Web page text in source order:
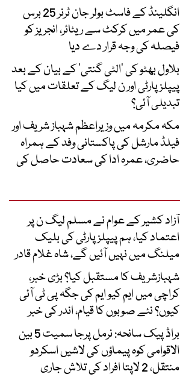
انگلینڈ کے فاسٹ بولر جان ٹرنر 25 برس
کی عمر میں کرکٹ سے ریٹائر، انجریز کو
فیصلہ کی وجہ قرار دے دیا
بلاول بھٹو کی ’الٹی گنتی‘ کے بیان کے بعد
پیپلز پارٹی اور ن لیگ کے تعلقات میں کیا
تبدیلی آئی؟
مکہ مکرمہ میں وزیراعظم شہباز شریف اور
فیلڈ مارشل کی پاکستانی وفد کے ہمراہ
حاضری، عمرہ ادا کی سعادت حاصل کی
آزاد کشیر کے عوام نے مسلم لیگ ن پر
اعتماد کیا، ہم پیپلز پارٹی کی بلیک
میلنگ میں نہیں آئیں گے، شاہ غلام قادر
شہبازشریف کا مستقبل کیا؟ بڑی خبر،
کراچی میں ایم کیو ایم کی جگہ پی ٹی آئی
کیوں؟ نئے صوبوں کا قیام، اندر کی خبر
براڈ پیک سانحہ: نرمل پرجا سمیت 5 بین
الاقوامی کوہ پیماؤں کی لاشیں اسکردو
منتقل، 2 لاپتا افراد کی تلاش جاری